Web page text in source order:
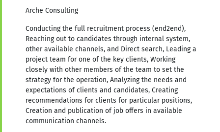
Arche Consulting
Conducting the full recruitment process (end2end),
Reaching out to candidates through internal system,
other available channels, and Direct search, Leading a
project team for one of the key clients, Working
closely with other members of the team to set the
strategy for the operation, Analyzing the needs and
expectations of clients and candidates, Creating
recommendations for clients for particular positions,
Creation and publication of job offers in available
communication channels.